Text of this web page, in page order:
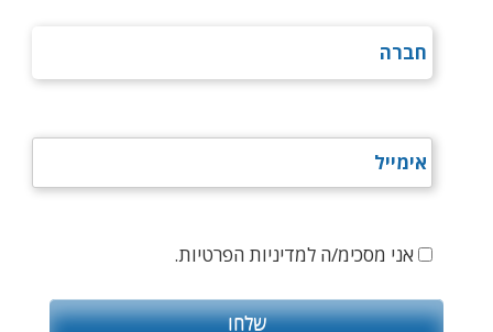
אני מסכימ/ה למדיניות הפרטיות.